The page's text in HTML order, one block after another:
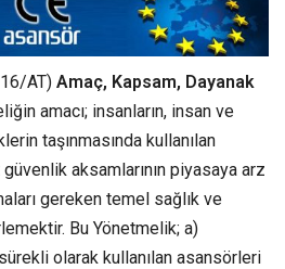
AT) Amaç, Kapsam, Dayanak
amacı; insanların, insan ve
taşınmasında kullanılan
aksamlarının piyasaya arz
gereken temel sağlık ve
Bu Yönetmelik; a)
olarak kullanılan asansörleri